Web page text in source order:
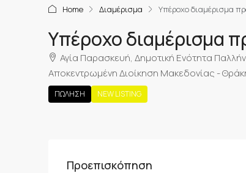
Home Διαμέρισμα Υπέροχο διαμέρισμα
Υπέροχο διαμέρισμα
Αγία Παρασκευή, Δημοτική Ενότητα
Αποκεντρωμένη Διοίκηση Μακεδονίας -
ΠΏΛΗΣΗ NEW LISTING
Προεπισκόπηση